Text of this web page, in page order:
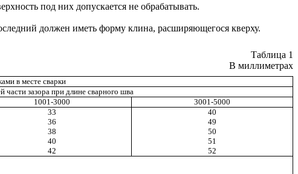
под них допускается не обрабатывать.
должен иметь форму клина, расширяющегося кверху.
Таблица 1
В миллиметрах
в месте сварки
части зазора при длине сварного шва
1001-3000
3001-5000
33
40
36
49
38
50
40
51
42
52